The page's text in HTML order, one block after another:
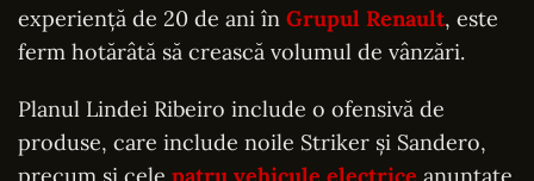
experiență de 20 de ani în Grupul Renault, este
ferm hotărâtă să crească volumul de vânzări.
Planul Lindei Ribeiro include o ofensivă de
produse, care include noile Striker și Sandero,
precum și cele patru vehicule electrice anunțate